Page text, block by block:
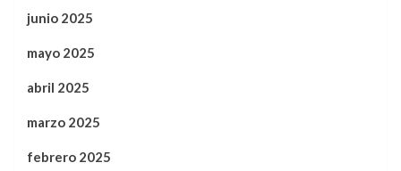
junio 2025
mayo 2025
abril 2025
marzo 2025
febrero 2025